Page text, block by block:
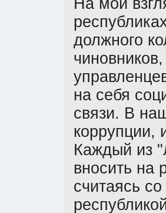
На мой
должного
на себя
связи. В
коррупции,
Каждый из
вносить на
считаясь